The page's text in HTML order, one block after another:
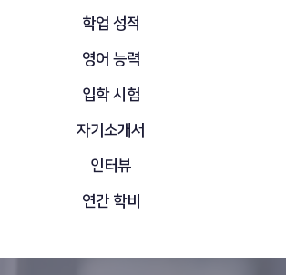
학업 성적
영어 능력
​입학 시험
자기소개서
인터뷰
연간 학비